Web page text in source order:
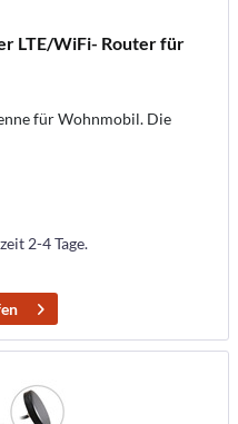
LTE/WiFi- Router für
für Wohnmobil. Die
2-4 Tage.